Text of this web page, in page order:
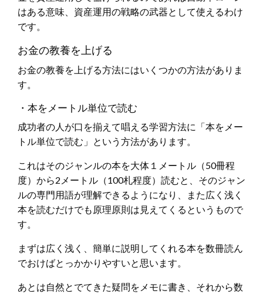
はある意味、資産運用の戦略の武器として使えるわけ
です。
お金の教養を上げる
お金の教養を上げる方法にはいくつかの方法がありま
す。
・本をメートル単位で読む
成功者の人が口を揃えて唱える学習方法に「本をメー
トル単位で読む」という方法があります。
これはそのジャンルの本を大体１メートル（50冊程
度）から2メートル（100札程度）読むと、そのジャン
ルの専門用語が理解できるようになり、また広く浅く
本を読むだけでも原理原則は見えてくるというもので
す。
まずは広く浅く、簡単に説明してくれる本を数冊読ん
でおけばとっかかりやすいと思います。
あとは自然とでてきた疑問をメモに書き、それから数